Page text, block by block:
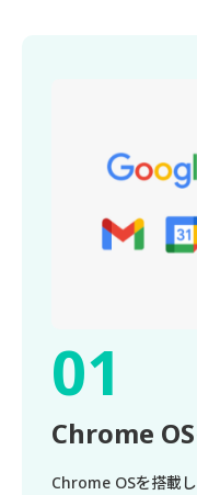
Chrome
Chrome OSを搭載